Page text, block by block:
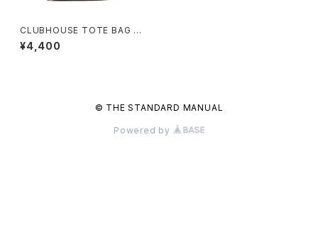
CLUBHOUSE TOTE BAG 〈L
ARGE〉
¥4,400
© THE STANDARD MANUAL
Powered by